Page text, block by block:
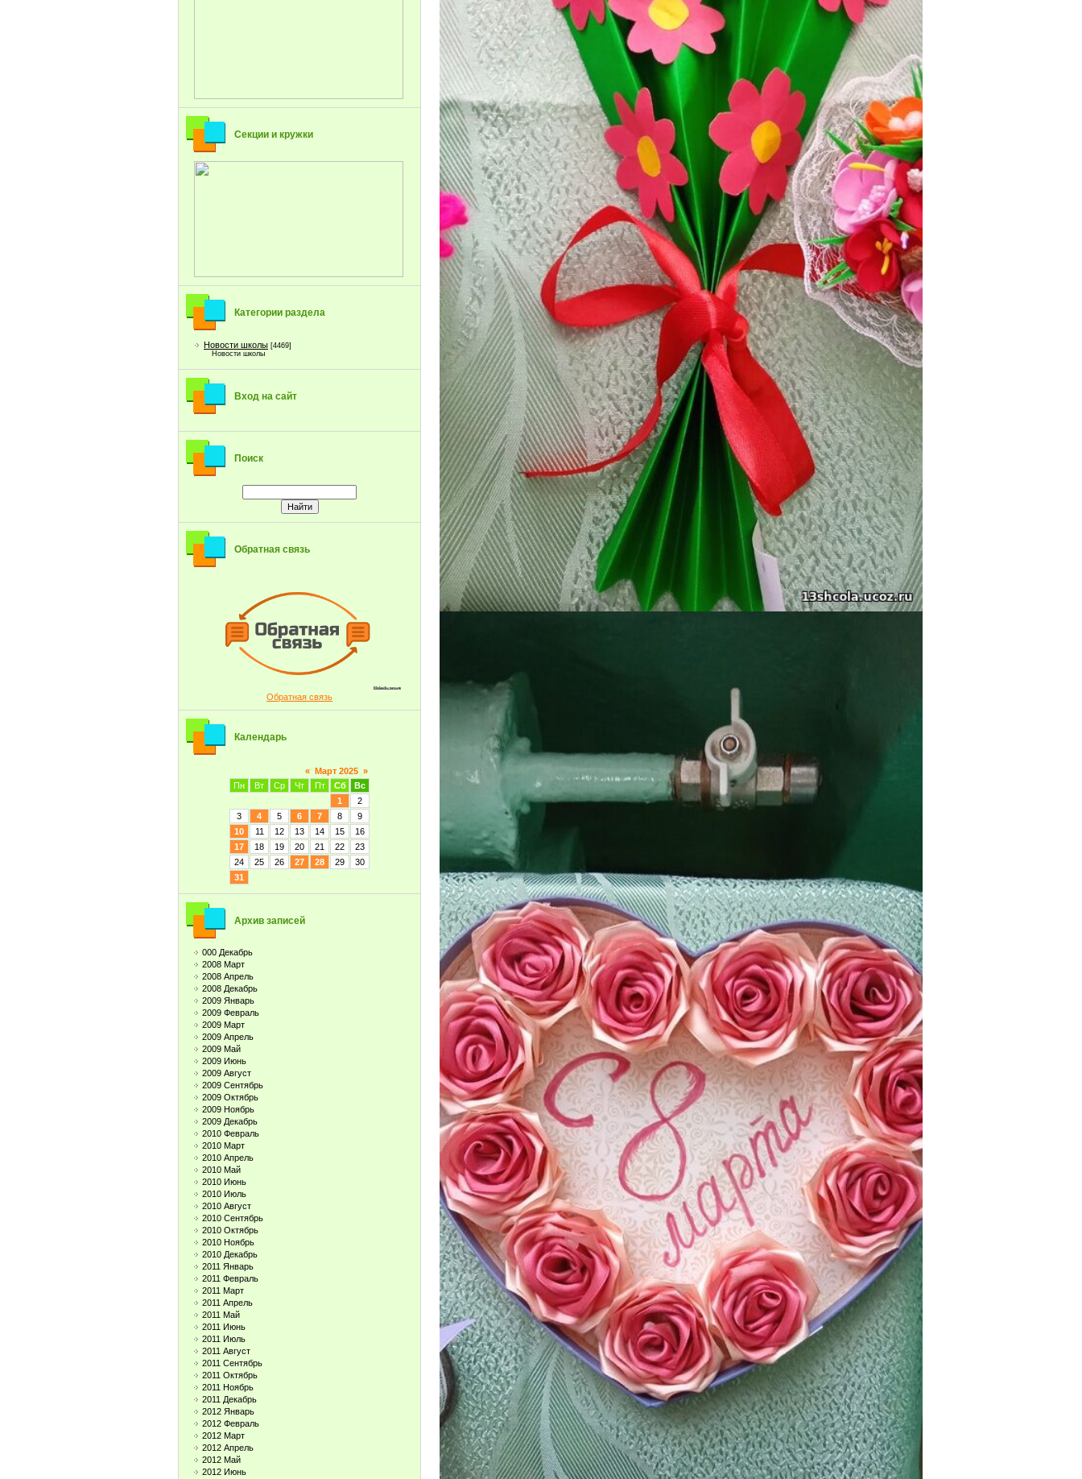
Секции и кружки
Категории раздела
Новости школы [4469]
Новости школы
Вход на сайт
Поиск
Обратная связь
Обратная связь
Календарь
« Март 2025 »
Пн
Вт Ср Чт Пт Сб
Вс
1
2
3
4 5 6 7 8
9
10
11 12 13 14 15
16
17
18 19 20 21 22
23
24
25 26 27 28 29
30
31
Архив записей
000 Декабрь
2008 Март
2008 Апрель
2008 Декабрь
2009 Январь
2009 Февраль
2009 Март
2009 Апрель
2009 Май
2009 Июнь
2009 Август
2009 Сентябрь
2009 Октябрь
2009 Ноябрь
2009 Декабрь
2010 Февраль
2010 Март
2010 Апрель
2010 Май
2010 Июнь
2010 Июль
2010 Август
2010 Сентябрь
2010 Октябрь
2010 Ноябрь
2010 Декабрь
2011 Январь
2011 Февраль
2011 Март
2011 Апрель
2011 Май
2011 Июнь
2011 Июль
2011 Август
2011 Сентябрь
2011 Октябрь
2011 Ноябрь
2011 Декабрь
2012 Январь
2012 Февраль
2012 Март
2012 Апрель
2012 Май
2012 Июнь